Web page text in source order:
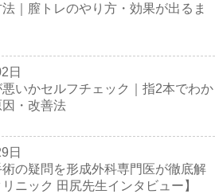
｜膣トレのやり方・効果が出るま
日
悪いかセルフチェック｜指2本でわか
・改善法
日
の疑問を形成外科専門医が徹底解
ニック 田尻先生インタビュー】